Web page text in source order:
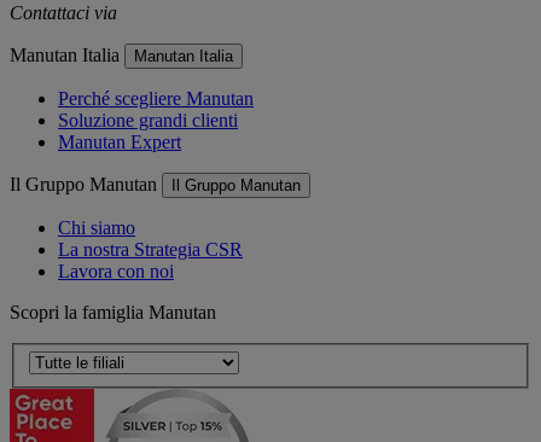
Contattaci via
Manutan Italia Manutan Italia
Perché scegliere Manutan
Soluzione grandi clienti
Manutan Expert
Il Gruppo Manutan Il Gruppo Manutan
Chi siamo
La nostra Strategia CSR
Lavora con noi
Scopri la famiglia Manutan